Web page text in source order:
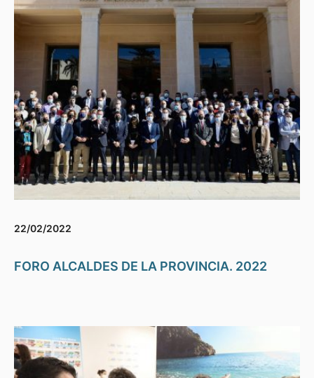
22/02/2022
FORO ALCALDES DE LA PROVINCIA. 2022